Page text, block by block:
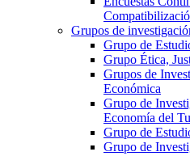
Grupos de
Grupo de
Grupo Ética,
Grupos de
Económica
Grupo de
Economía del
Grupo de
Grupo de